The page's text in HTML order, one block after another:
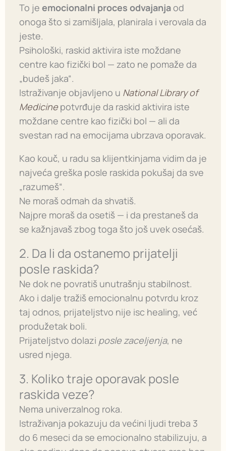
To je emocionalni proces odvajanjaod
onoga što si zamišljala, planirala i verovala da
jeste.
Psihološki, raskid aktivira iste moždane
centre kao fizički bol — zato ne pomaže da
„budeš jaka“.
Istraživanje objavljeno u National Library of
Medicinepotvrđuje da raskid aktivira iste
moždane centre kao fizički bol — ali da
svestan rad na emocijama ubrzava oporavak.
Kao kouč, u radu sa klijentkinjama vidim da je
najveća greška posle raskida pokušaj da sve
„razumeš“.
Ne moraš odmah da shvatiš.
Najpre moraš da osetiš — i da prestaneš da
se kažnjavaš zbog toga što još uvek osećaš.
2. Da li da ostanemo prijatelji
posle raskida?
Ne dok ne povratiš unutrašnju stabilnost.
Ako i dalje tražiš emocionalnu potvrdu kroz
taj odnos, prijateljstvo nije isc healing, već
produžetak boli.
Prijateljstvo dolazi posle zaceljenja, ne
usred njega.
3. Koliko traje oporavak posle
raskida veze?
Nema univerzalnog roka.
Istraživanja pokazuju da većini ljudi treba 3
do 6 meseci da se emocionalno stabilizuju, a